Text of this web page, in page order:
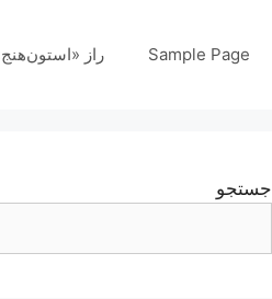
Sample Page راز
جستجو